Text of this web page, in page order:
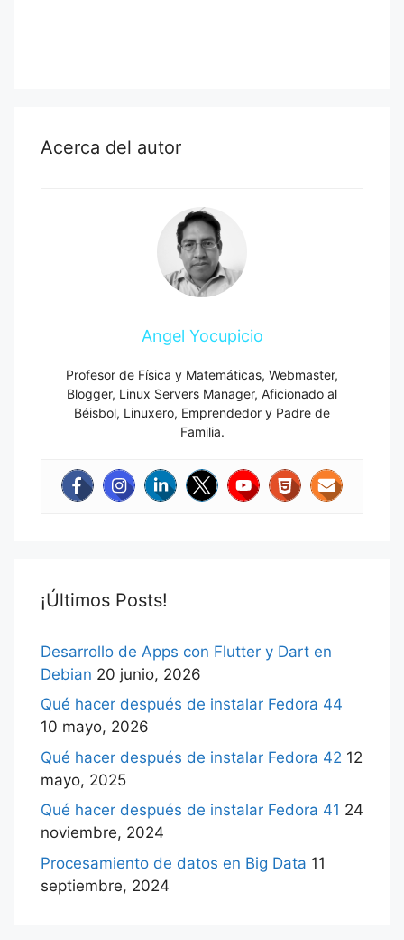
Acerca del autor
Angel Yocupicio
Profesor de Física y Matemáticas, Webmaster,
Blogger, Linux Servers Manager, Aficionado al
Béisbol, Linuxero, Emprendedor y Padre de
Familia.
¡Últimos Posts!
Desarrollo de Apps con Flutter y Dart en
Debian 20 junio, 2026
Qué hacer después de instalar Fedora 44
10 mayo, 2026
Qué hacer después de instalar Fedora 42 12
mayo, 2025
Qué hacer después de instalar Fedora 41 24
noviembre, 2024
Procesamiento de datos en Big Data 11
septiembre, 2024